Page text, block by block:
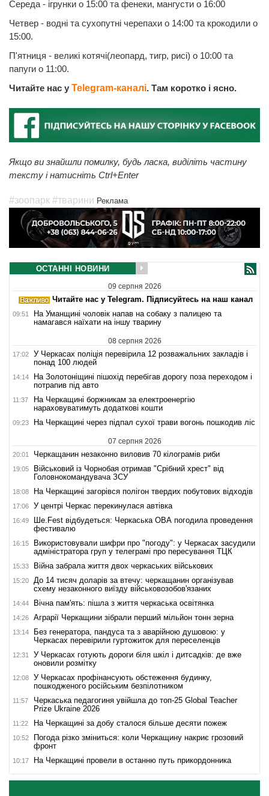
Середа - ігрунки о 15:00 та фенеки, мангусти о 16:00
Четвер - водні та сухопутні черепахи о 14:00 та крокодили о
15:00.
П'ятниця - великі котячі(леопард, тигр, рисі) о 10:00 та
папуги о 11:00.
Читайте нас у Telegram-каналі. Там коротко і ясно.
Якщо ви знайшли помилку, будь ласка, виділіть частину
тексту і натисніть Ctrl+Enter
#зоопарк #тварини Реклама
ОСТАННІ НОВИНИ
09 серпня 2026
Читайте нас у Telegram. Підписуйтесь на наш канал
09:51
На Уманщині чоловік напав на собаку з палицею та
намагався наїхати на іншу тварину
08 серпня 2026
17:02
У Черкасах поліція перевірила 12 розважальних закладів і
понад 100 людей
14:14
На Золотоніщині пішохід перебігав дорогу поза переходом і
потрапив під авто
11:37
На Черкащині боржникам за електроенергію
нараховуватимуть додаткові кошти
09:23 На Черкащині через підпал сухої трави вогонь пошкодив ліс
07 серпня 2026
20:01 Черкащанин незаконно виловив 70 кілограмів риби
19:05
Військовий із Чорнобая отримав "Срібний хрест" від
Головнокомандувача ЗСУ
18:08 На Черкащині загорівся полігон твердих побутових відходів
17:06 У центрі Черкас перекинулася автівка
16:49
Ше.Fest відбудеться: Черкаська ОВА погодила проведення
фестивалю
16:15
Використовували шифри про "погоду": у Черкасах засудили
адміністратора груп у телеграмі про пересування ТЦК
15:33 Війна забрала життя двох черкаських військових
15:20
До 14 тисяч доларів за втечу: черкащанин організував
схему незаконного виїзду військовозобов'язаних
14:44 Вічна пам'ять: пішла з життя черкаська освітянка
14:26 Аграрії Черкащини зібрали перший мільйон тонн зерна
13:14
Без генератора, пандуса та з аварійною душовою: у
Черкасах перевірили гуртожиток для переселенців
12:31
У Черкасах готують дороги біля шкіл і дитсадків: де вже
оновили розмітку
12:08
У Черкасах профінансують обстеження будинку,
пошкодженого російським безпілотником
11:57
Черкаська педагогиня увійшла до топ-25 Global Teacher
Prize Ukraine 2026
11:22 На Черкащині за добу сталося більше десяти пожеж
10:52
Погода різко зміниться: коли Черкащину накриє грозовий
фронт
10:17 На Черкащині провели в останню путь прикордонника